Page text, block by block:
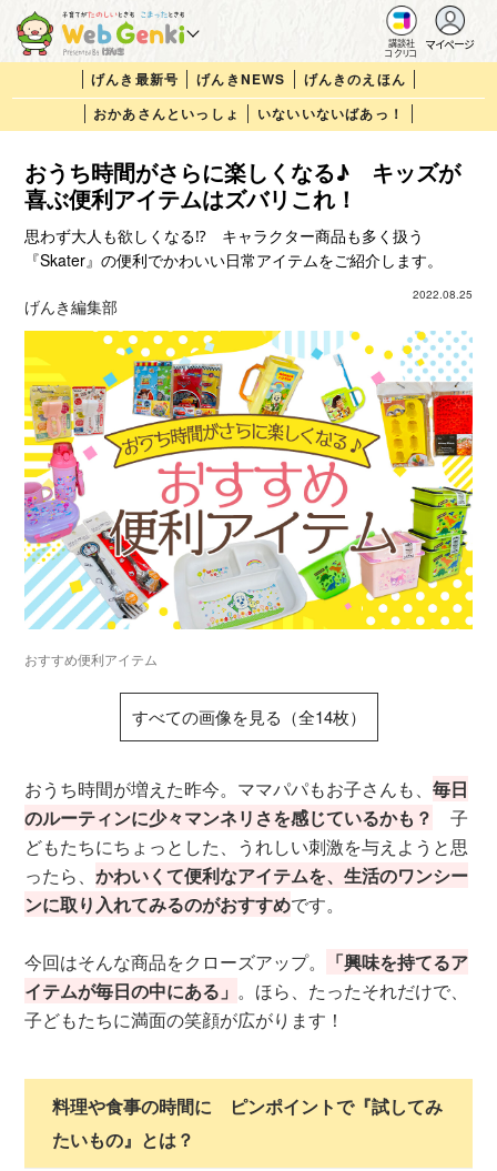
講談社
コクリコ
マイページ
げんき最新号 げんきNEWS
げんきのえほん
おかあさんといっしょ
いないいないばあっ！
おうち時間がさらに楽しくなる♪ キッズが
喜ぶ便利アイテムはズバリこれ！
思わず大人も欲しくなる⁉ キャラクター商品も多く扱う
『Skater』の便利でかわいい日常アイテムをご紹介します。
2022.08.25
げんき編集部
おすすめ便利アイテム
すべての画像を見る（全14枚）
おうち時間が増えた昨今。ママパパもお子さんも、毎日
のルーティンに少々マンネリさを感じているかも？
子
どもたちにちょっとした、うれしい刺激を与えようと思
ったら、かわいくて便利なアイテムを、生活のワンシー
ンに取り入れてみるのがおすすめです。
今回はそんな商品をクローズアップ。
「興味を持てるア
イテムが毎日の中にある」 。ほら、たったそれだけで、
子どもたちに満面の笑顔が広がります！
料理や食事の時間に ピンポイントで『試してみ
たいもの』とは？